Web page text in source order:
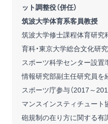
ット調整役（併任）
筑波大学体育系客員教授
筑波大学修士課程体育研究
育科・東京大学総合文化研
スポーツ科学センター設置
情報研究部副主任研究員を
スポーツ庁参与（2017～
マンスインスティチュート
砲規制の在り方に関する有